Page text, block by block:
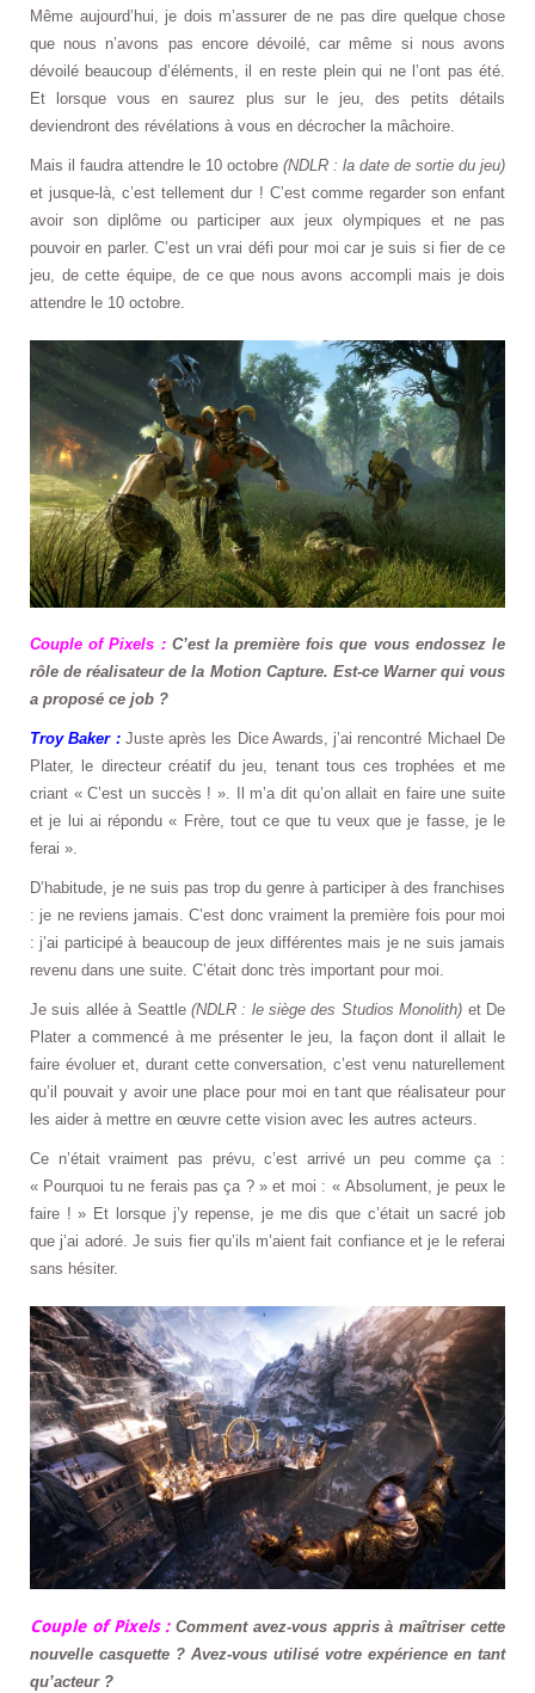
Même aujourd’hui, je dois m’assurer de ne pas dire quelque chose
que nous n’avons pas encore dévoilé, car même si nous avons
dévoilé beaucoup d’éléments, il en reste plein qui ne l’ont pas été.
Et lorsque vous en saurez plus sur le jeu, des petits détails
deviendront des révélations à vous en décrocher la mâchoire.
Mais il faudra attendre le 10 octobre (NDLR : la date de sortie du jeu)
et jusque-là, c’est tellement dur ! C’est comme regarder son enfant
avoir son diplôme ou participer aux jeux olympiques et ne pas
pouvoir en parler. C’est un vrai défi pour moi car je suis si fier de ce
jeu, de cette équipe, de ce que nous avons accompli mais je dois
attendre le 10 octobre.
Couple of Pixels :C’est la première fois que vous endossez le
rôle de réalisateur de la Motion Capture. Est-ce Warner qui vous
a proposé ce job ?
Troy Baker :Juste après les Dice Awards, j’ai rencontré Michael De
Plater, le directeur créatif du jeu, tenant tous ces trophées et me
criant « C’est un succès ! ». Il m’a dit qu’on allait en faire une suite
et je lui ai répondu « Frère, tout ce que tu veux que je fasse, je le
ferai ».
D’habitude, je ne suis pas trop du genre à participer à des franchises
: je ne reviens jamais. C’est donc vraiment la première fois pour moi
: j’ai participé à beaucoup de jeux différentes mais je ne suis jamais
revenu dans une suite. C’était donc très important pour moi.
Je suis allée à Seattle (NDLR : le siège des Studios Monolith) et De
Plater a commencé à me présenter le jeu, la façon dont il allait le
faire évoluer et, durant cette conversation, c’est venu naturellement
qu’il pouvait y avoir une place pour moi en tant que réalisateur pour
les aider à mettre en œuvre cette vision avec les autres acteurs.
Ce n’était vraiment pas prévu, c’est arrivé un peu comme ça :
« Pourquoi tu ne ferais pas ça ? » et moi : « Absolument, je peux le
faire ! » Et lorsque j’y repense, je me dis que c’était un sacré job
que j’ai adoré. Je suis fier qu’ils m’aient fait confiance et je le referai
sans hésiter.
Couple of Pixels :Comment avez-vous appris àmaîtrisercette
nouvelle casquette ? Avez-vous utilisé votre expérience en tant
qu’acteur ?